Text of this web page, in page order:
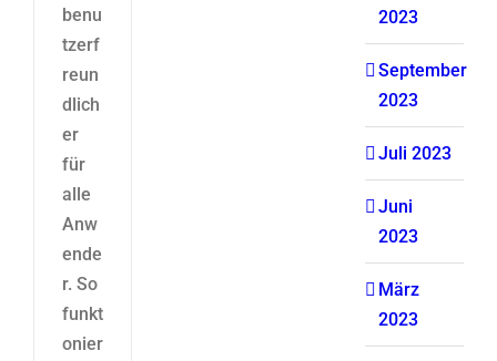
benu
tzerf
reun
dlich
er
für
alle
Anw
ende
r. So
funkt
onier
2023
September
2023
Juli 2023
Juni
2023
März
2023